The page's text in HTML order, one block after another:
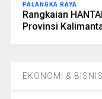
PALANGKA RAYA
Rangkaian
Provinsi
EKONOMI & BISNIS